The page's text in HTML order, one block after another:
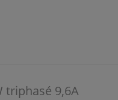
triphasé 9,6A